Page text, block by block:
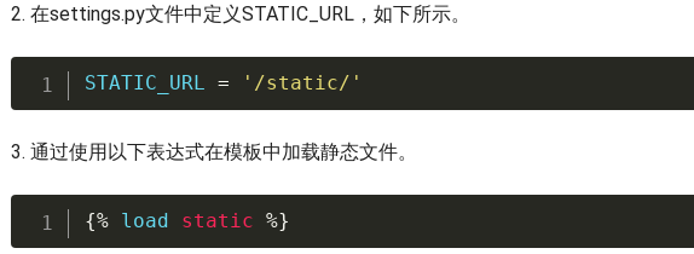
2. 在settings.py文件中定义STATIC_URL，如下所示。
STATIC_URL = '/static/'
3. 通过使用以下表达式在模板中加载静态文件。
{% load static %}